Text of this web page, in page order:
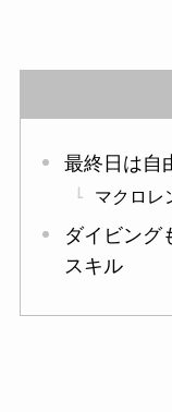
最終日は自
マクロレ
ダイビング
スキル